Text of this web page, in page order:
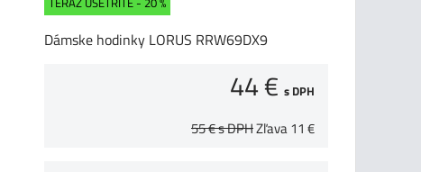
Dámske hodinky LORUS RRW69DX9
44 € s DPH
55 €s DPHZľava11 €